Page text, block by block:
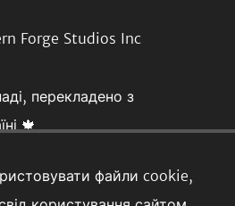
файли cookie,
Forge Studios Inc
перекладено з
🍁